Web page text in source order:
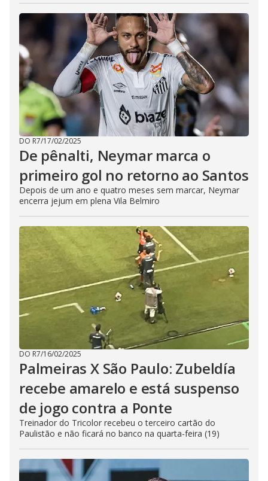
DO R7/17/02/2025
De pênalti, Neymar marca o
primeiro gol no retorno ao Santos
Depois de um ano e quatro meses sem marcar, Neymar
encerra jejum em plena Vila Belmiro
DO R7/16/02/2025
Palmeiras X São Paulo: Zubeldía
recebe amarelo e está suspenso
de jogo contra a Ponte
Treinador do Tricolor recebeu o terceiro cartão do
Paulistão e não ficará no banco na quarta-feira (19)